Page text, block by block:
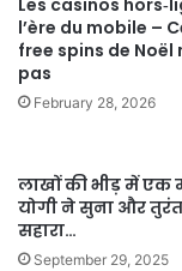
Les casinos
l’ère du mobile –
free spins de Noël
pas
February 28, 2026
लाखों की भीड़ में एक
योगी ने सुना और तुरंत
सहारा…
September 29, 2025